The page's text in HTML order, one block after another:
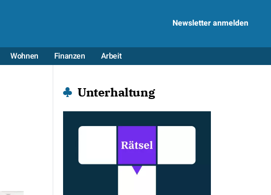
Newsletter anmelden
Wohnen Finanzen Arbeit
Unterhaltung